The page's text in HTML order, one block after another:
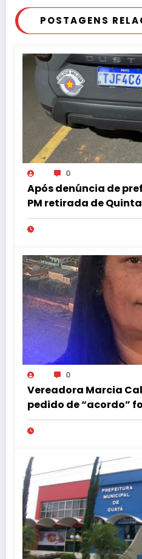
POSTAGENS
0
Após denúncia de
PM retirada de
0
Vereadora Marcia
pedido de “acordo”
institucional